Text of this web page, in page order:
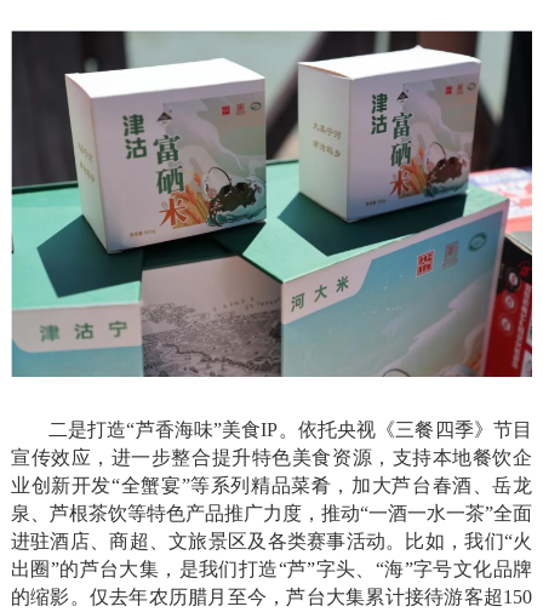
二是打造“芦香海味”美食IP。依托央视《三餐四季》节目
宣传效应，进一步整合提升特色美食资源，支持本地餐饮企
业创新开发“全蟹宴”等系列精品菜肴，加大芦台春酒、岳龙
泉、芦根茶饮等特色产品推广力度，推动“一酒一水一茶”全面
进驻酒店、商超、文旅景区及各类赛事活动。比如，我们“火
出圈”的芦台大集，是我们打造“芦”字头、“海”字号文化品牌
的缩影。仅去年农历腊月至今，芦台大集累计接待游客超150